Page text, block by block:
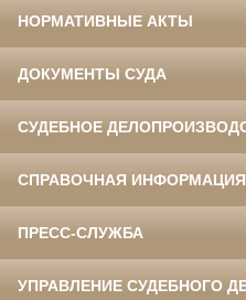
НОРМАТИВНЫЕ АКТЫ
ДОКУМЕНТЫ СУДА
СУДЕБНОЕ
СПРАВОЧНАЯ ИНФОРМАЦИЯ
ПРЕСС-СЛУЖБА
УПРАВЛЕНИЕ СУДЕБНОГО